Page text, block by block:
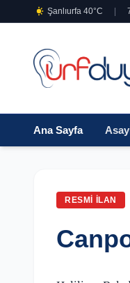
Şanlıurfa 40°C
Ana Sayfa
RESMI İLAN